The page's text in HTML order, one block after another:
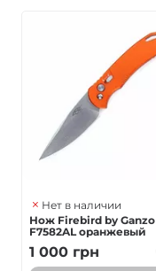
Нет в наличии
Нож Firebird by Ganzo
F7582AL оранжевый
1 000 грн